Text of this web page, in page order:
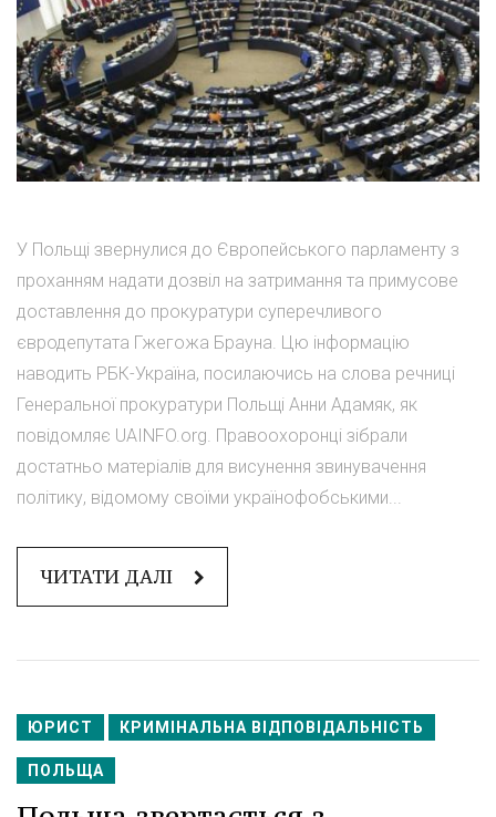
У Польщі звернулися до Європейського парламенту з
проханням надати дозвіл на затримання та примусове
доставлення до прокуратури суперечливого
євродепутата Гжегожа Брауна. Цю інформацію
наводить РБК-Україна, посилаючись на слова речниці
Генеральної прокуратури Польщі Анни Адамяк, як
повідомляє UAINFO.org. Правоохоронці зібрали
достатньо матеріалів для висунення звинувачення
політику, відомому своїми українофобськими...
ЧИТАТИ ДАЛІ
ЮРИСТ КРИМІНАЛЬНА ВІДПОВІДАЛЬНІСТЬ
ПОЛЬЩА